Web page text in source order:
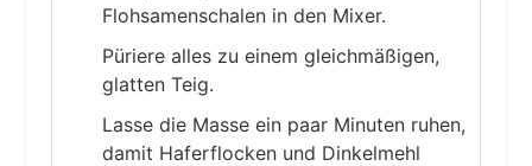
Flohsamenschalen in den Mixer.
Püriere alles zu einem gleichmäßigen,
glatten Teig.
Lasse die Masse ein paar Minuten ruhen,
damit Haferflocken und Dinkelmehl